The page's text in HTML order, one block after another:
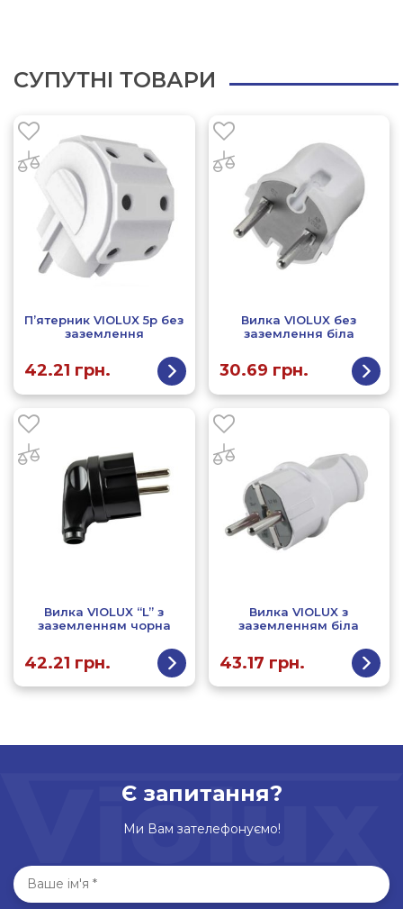
СУПУТНІ ТОВАРИ
П’ятерник VIOLUX 5р без
заземлення
42.21 грн.
Вилка VIOLUX без
заземлення біла
30.69 грн.
Вилка VIOLUX “L” з
заземленням чорна
42.21 грн.
Вилка VIOLUX з
заземленням біла
43.17 грн.
Є запитання?
Ми Вам зателефонуємо!